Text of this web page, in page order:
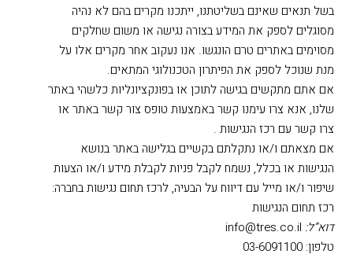
בשל תנאים שאינם בשליטתנו, ייתכנו מקרים בהם לא נהיה
מסוגלים לספק את המידע בצורה נגישה או משום שחלקים
מסוימים באתרים טרם הונגשו. אנו נעקוב אחר מקרים אלו על
מנת שנוכל לספק את הפיתרון הטכנולוגי המתאים.
אם אתם מתקשים בגישה לתוכן או בפונקציונליות כלשהי באתר
שלנו, אנא צרו עימנו קשר באמצעות טופס צור קשר באתר או
צרו קשר עם רכז הנגישות .
אם מצאתם ו/או נתקלתם בקשיים בגלישה באתר בנושא
הנגישות או בכלל, נשמח לקבל פניות לקבלת מידע ו/או הצעות
שיפור ו/או מייל עם דיווח על הבעיה, לרכז תחום נגישות בחברה:
רכז תחום הנגישות
דוא”ל: info@tres.co.il
טלפון: 03-6091100